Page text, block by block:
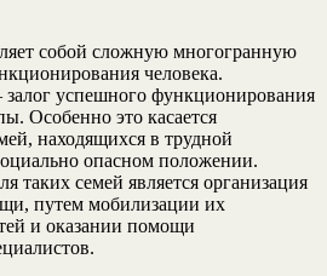
собой сложную многогранную
человека.
успешного функционирования
Особенно это касается
находящихся в трудной
опасном положении.
таких семей является организация
путем мобилизации их
и оказании помощи